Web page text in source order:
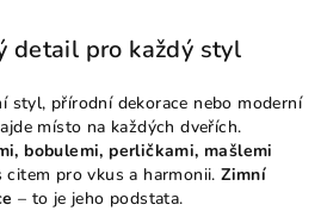
detail pro každý styl
styl, přírodní dekorace nebo moderní
místo na každých dveřích.
bobulemi, perličkami, mašlemi
citem pro vkus a harmonii.Zimní
– to je jeho podstata.